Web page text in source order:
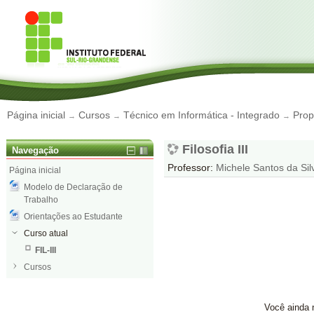
Página inicial → Cursos → Técnico em Informática - Integrado →
Filosofia III
Professor: Michele Santos da
Navegação
Página inicial
Modelo de Declaração de
Trabalho
Orientações ao Estudante
Curso atual
FIL-III
Cursos
Você ainda